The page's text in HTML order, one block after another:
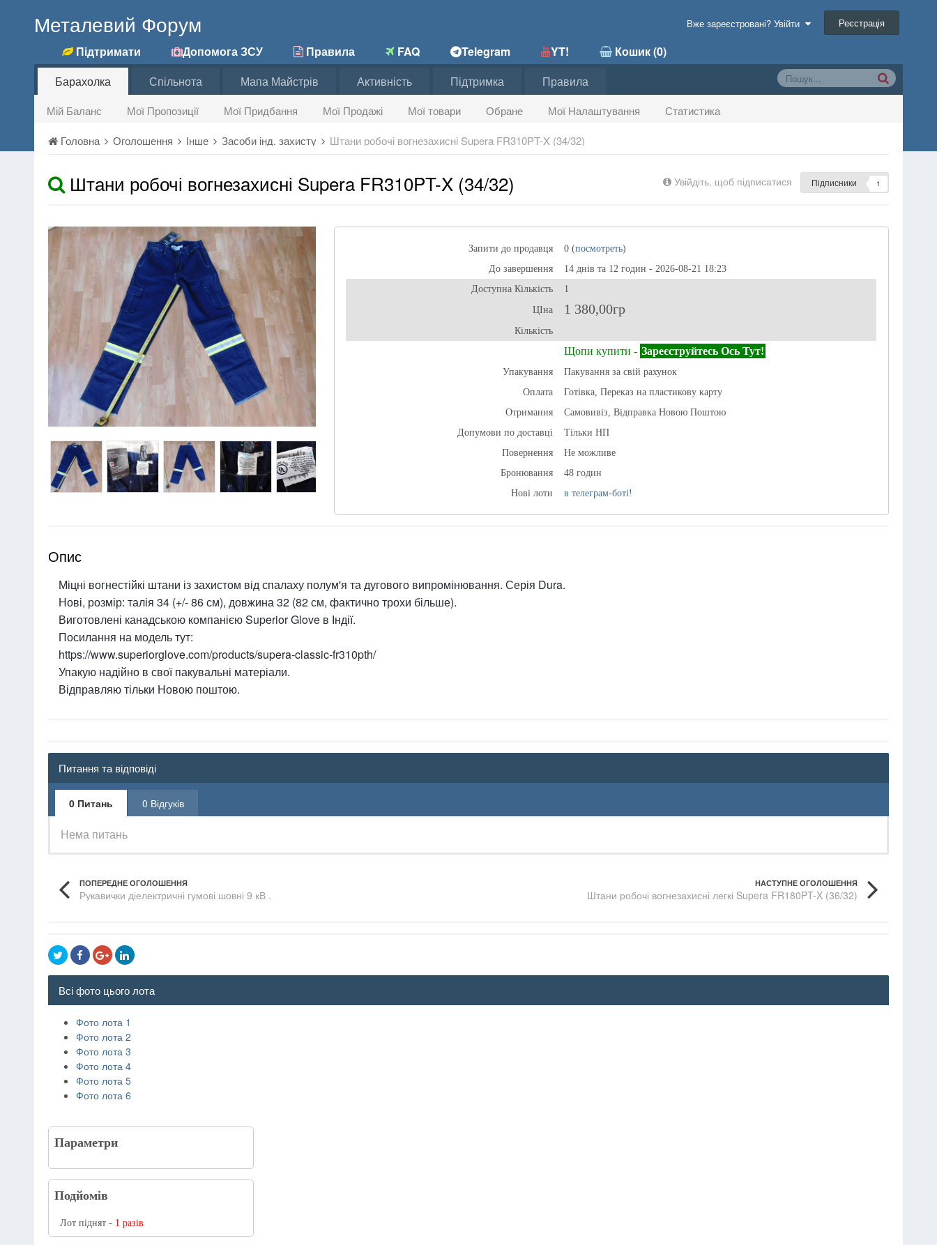
Металевий Форум
Підтримати Допомога ЗСУ Правила FAQ Telegram YT! Кошик (0)
Вже зареєстровані? Увійти Реєстрація
Барахолка
Мій Баланс Мої Пропозиції Мої Придбання Мої Продажі Мої товари Обране Мої Налаштування Статистика
Спільнота Мапа Майстрів Активність Підтримка Правила
Головна Оголошення Інше Засоби інд. захисту Штани робочі вогнезахисні Supera FR310PT-X (34/32)
Увійдіть, щоб підписатися Підписники 1
Штани робочі вогнезахисні Supera FR310PT-X (34/32)
Запити до продавця 0 (посмотреть)
До завершення
14 днів та 12 годин - 2026-08-21 18:23
Доступна Кількість
1
ЦІна
1 380,00гр
Кількість
Щопи купити - Зареєструйтесь Ось Тут!
Упакування
Пакування за свій рахунок
Оплата
Готівка, Переказ на пластикову карту
Отримання
Самовивіз, Відправка Новою Поштою
Допумови по доставці
Тільки НП
Повернення
Не можливе
Бронювання
48 годин
Нові лоти
в телеграм-боті!
Опис
Міцні вогнестійкі штани із захистом від спалаху полум'я та дугового випромінювання. Серія Dura.
Нові, розмір: талія 34 (+/- 86 см), довжина 32 (82 см, фактично трохи більше).
Виготовлені канадською компанією Superior Glove в Індії.
Посилання на модель тут:
https://www.superiorglove.com/products/supera-classic-fr310pth/
Упакую надійно в свої пакувальні матеріали.
Відправляю тільки Новою поштою.
Питання та відповіді
0 Питань 0 Відгуків
Нема питань
ПОПЕРЕДНЕ ОГОЛОШЕННЯ
Рукавички діелектричні гумові шовні 9 кВ .
НАСТУПНЕ ОГОЛОШЕННЯ
Штани робочі вогнезахисні легкі Supera FR180PT-X (36/32)
Всі фото цього лота
Фото лота 1
Фото лота 2
Фото лота 3
Фото лота 4
Фото лота 5
Фото лота 6
Параметри
Подйомів
Лот піднят - 1 разів